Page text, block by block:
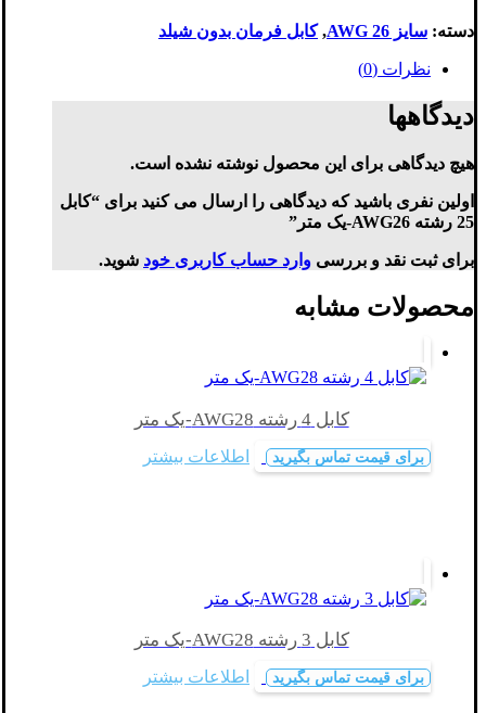
دسته: سایز AWG 26 ,کابل فرمان بدون شیلد
نظرات (0)
دیدگاهها
هیچ دیدگاهی برای این محصول نوشته نشده است.
اولین نفری باشید که دیدگاهی را ارسال می کنید برای “کابل
25 رشته AWG26-یک متر”
برای ثبت نقد و بررسی وارد حساب کاربری خود شوید.
محصولات مشابه
کابل 4 رشته AWG28-یک متر
برای قیمت تماس بگیرید اطلاعات بیشتر
کابل 3 رشته AWG28-یک متر
برای قیمت تماس بگیرید اطلاعات بیشتر